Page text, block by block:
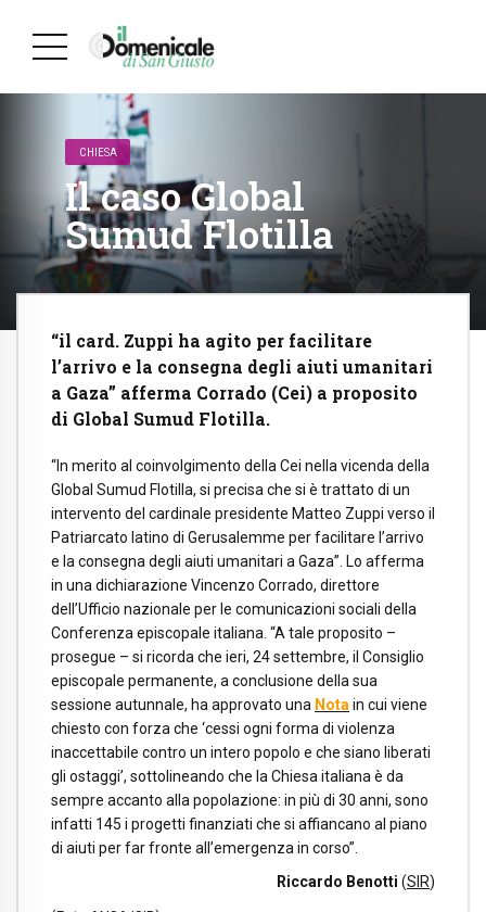
CHIESA
Il caso Global
Sumud Flotilla
“il card. Zuppi ha agito per facilitare
l’arrivo e la consegna degli aiuti umanitari
a Gaza” afferma Corrado (Cei) a proposito
di Global Sumud Flotilla.
“In merito al coinvolgimento della Cei nella vicenda della
Global Sumud Flotilla, si precisa che si è trattato di un
intervento del cardinale presidente Matteo Zuppi verso il
Patriarcato latino di Gerusalemme per facilitare l’arrivo
e la consegna degli aiuti umanitari a Gaza”. Lo afferma
in una dichiarazione Vincenzo Corrado, direttore
dell’Ufficio nazionale per le comunicazioni sociali della
Conferenza episcopale italiana. “A tale proposito –
prosegue – si ricorda che ieri, 24 settembre, il Consiglio
episcopale permanente, a conclusione della sua
sessione autunnale, ha approvato una Nota in cui viene
chiesto con forza che ‘cessi ogni forma di violenza
inaccettabile contro un intero popolo e che siano liberati
gli ostaggi’, sottolineando che la Chiesa italiana è da
sempre accanto alla popolazione: in più di 30 anni, sono
infatti 145 i progetti finanziati che si affiancano al piano
di aiuti per far fronte all’emergenza in corso”.
Riccardo Benotti (SIR)